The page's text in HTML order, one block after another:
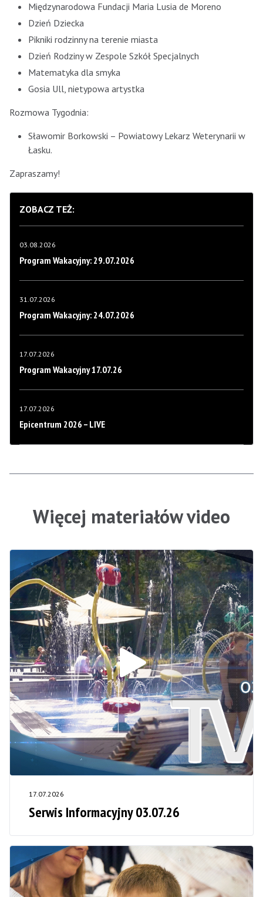
Międzynarodowa Fundacji Maria Lusia de Moreno
Dzień Dziecka
Pikniki rodzinny na terenie miasta
Dzień Rodziny w Zespole Szkół Specjalnych
Matematyka dla smyka
Gosia Ull, nietypowa artystka
Rozmowa Tygodnia:
Sławomir Borkowski – Powiatowy Lekarz Weterynarii w
Łasku.
Zapraszamy!
ZOBACZ TEŻ:
03.08.2026
Program Wakacyjny: 29.07.2026
31.07.2026
Program Wakacyjny: 24.07.2026
17.07.2026
Program Wakacyjny 17.07.26
17.07.2026
Epicentrum 2026 – LIVE
Więcej materiałów video
17.07.2026
Serwis Informacyjny 03.07.26